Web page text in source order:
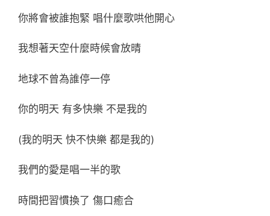
你將會被誰抱緊 唱什麼歌哄他開心
我想著天空什麼時候會放晴
地球不曾為誰停一停
你的明天 有多快樂 不是我的
(我的明天 快不快樂 都是我的)
我們的愛是唱一半的歌
時間把習慣換了 傷口癒合